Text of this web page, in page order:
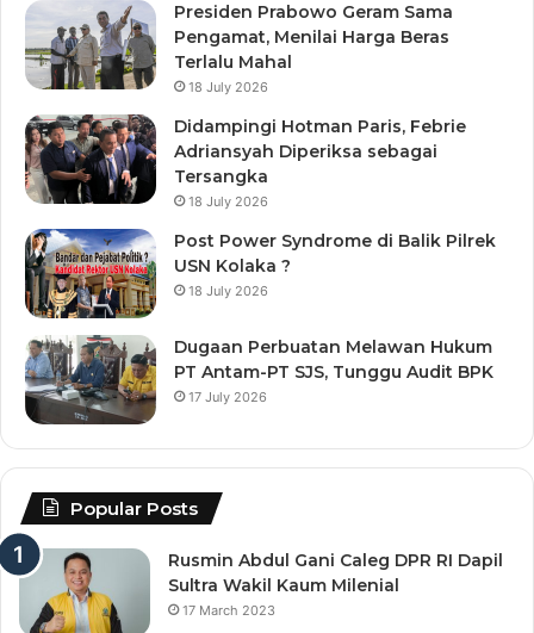
Presiden Prabowo Geram Sama
Pengamat, Menilai Harga Beras
Terlalu Mahal
18 July 2026
Didampingi Hotman Paris, Febrie
Adriansyah Diperiksa sebagai
Tersangka
18 July 2026
Post Power Syndrome di Balik Pilrek
USN Kolaka ?
18 July 2026
Dugaan Perbuatan Melawan Hukum
PT Antam-PT SJS, Tunggu Audit BPK
17 July 2026
Popular Posts
Rusmin Abdul Gani Caleg DPR RI Dapil
Sultra Wakil Kaum Milenial
17 March 2023